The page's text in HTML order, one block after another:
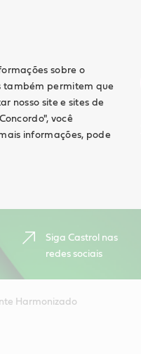
sobre o
também permitem que
nosso site e sites de
você
informações, pode
Siga Castrol nas
redes sociais
Harmonizado